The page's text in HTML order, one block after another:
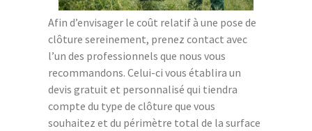
Afin d’envisager le coût relatif à une pose de
clôture sereinement, prenez contact avec
l’un des professionnels que nous vous
recommandons. Celui-ci vous établira un
devis gratuit et personnalisé qui tiendra
compte du type de clôture que vous
souhaitez et du périmètre total de la surface